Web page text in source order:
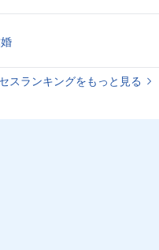
スランキングをもっと見る